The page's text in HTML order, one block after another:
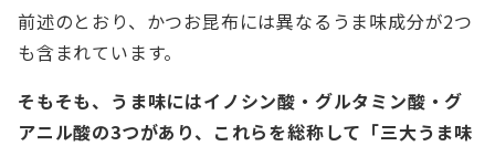
前述のとおり、かつお昆布には異なるうま味成分が2つ
も含まれています。
そもそも、 うま味にはイノシン酸・グルタミン酸・グ
アニル酸の3つがあり、これらを総称して「三大うま味